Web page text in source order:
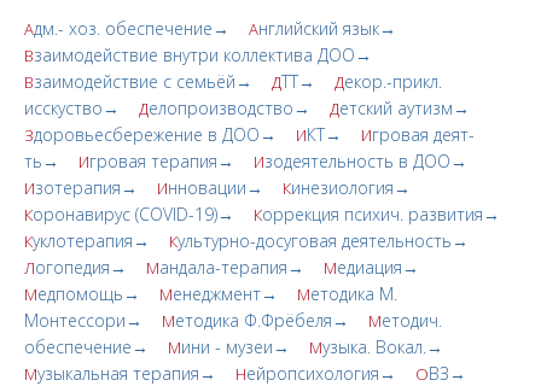
Адм.- хоз. обеспечение→ Английский язык→
Взаимодействие внутри коллектива ДОО→
Взаимодействие с семьёй→ ДТТ→ Декор.-прикл.
исскуство→
Делопроизводство→ Детский аутизм→
Здоровьесбережение в ДОО→ ИКТ→ Игровая деят-
ть→
Игровая терапия→ Изодеятельность в ДОО→
Изотерапия→ Инновации→ Кинезиология→
Коронавирус (COVID-19)→ Коррекция психич. развития→
Куклотерапия→ Культурно-досуговая деятельность→
Логопедия→ Мандала-терапия→ Медиация→
Медпомощь→ Менеджмент→ Методика М.
Монтессори→
Методика Ф.Фрёбеля→ Методич.
обеспечение→
Мини - музеи→ Музыка. Вокал.→
Музыкальная терапия→ Нейропсихология→ ОВЗ→